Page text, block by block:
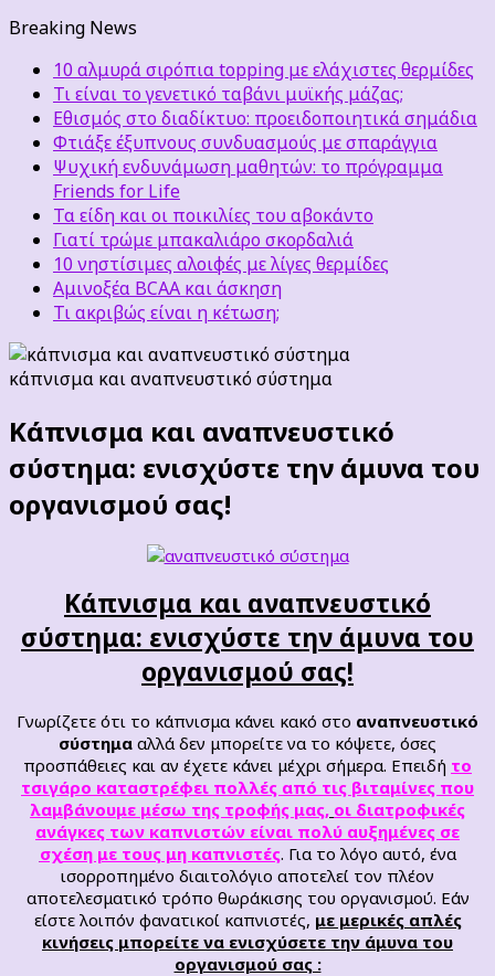
Breaking News
10 αλμυρά σιρόπια topping με ελάχιστες θερμίδες
Τι είναι το γενετικό ταβάνι μυϊκής μάζας;
Εθισμός στο διαδίκτυο: προειδοποιητικά σημάδια
Φτιάξε έξυπνους συνδυασμούς με σπαράγγια
Ψυχική ενδυνάμωση μαθητών: το πρόγραμμα
Friends for Life
Τα είδη και οι ποικιλίες του αβοκάντο
Γιατί τρώμε μπακαλιάρο σκορδαλιά
10 νηστίσιμες αλοιφές με λίγες θερμίδες
Αμινοξέα BCAA και άσκηση
Τι ακριβώς είναι η κέτωση;
κάπνισμα και αναπνευστικό σύστημα
Κάπνισμα και αναπνευστικό
σύστημα: ενισχύστε την άμυνα του
οργανισμού σας!
Κάπνισμα και αναπνευστικό
σύστημα: ενισχύστε την άμυνα του
οργανισμού σας!
Γνωρίζετε ότι το κάπνισμα κάνει κακό στο αναπνευστικό
σύστημα αλλά δεν μπορείτε να το κόψετε, όσες
προσπάθειες και αν έχετε κάνει μέχρι σήμερα. Επειδή το
τσιγάρο καταστρέφει πολλές από τις βιταμίνες που
λαμβάνουμε μέσω της τροφής μας, οι διατροφικές
ανάγκες των καπνιστών είναι πολύ αυξημένες σε
σχέση με τους μη καπνιστές. Για το λόγο αυτό, ένα
ισορροπημένο διαιτολόγιο αποτελεί τον πλέον
αποτελεσματικό τρόπο θωράκισης του οργανισμού. Εάν
είστε λοιπόν φανατικοί καπνιστές, με μερικές απλές
κινήσεις μπορείτε να ενισχύσετε την άμυνα του
οργανισμού σας :